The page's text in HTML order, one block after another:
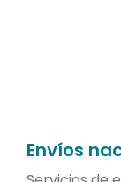
Envíos